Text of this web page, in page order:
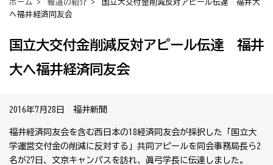
ホーム > 報道の紹介 > 国立大交付金削減反対アピール伝達 福井大
へ福井経済同友会
国立大交付金削減反対アピール伝達 福井
大へ福井経済同友会
2016年7月28日 福井新聞
福井経済同友会を含む西日本の18経済同友会が採択した「国立大
学運営交付金の削減に反対する」共同アピールを同会事務局長ら2
名が27日、文京キャンパスを訪れ、眞弓学長に伝達しました。